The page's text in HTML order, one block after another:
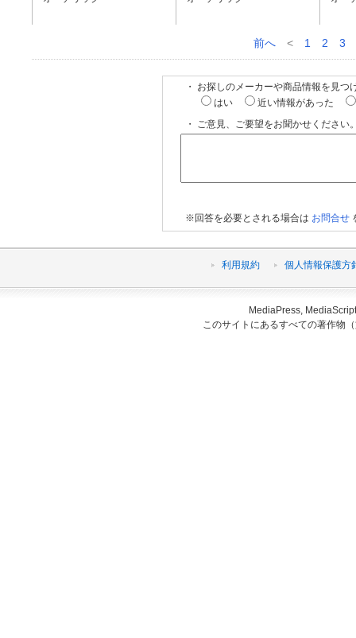
前へ < 1 2 3
・ お探しのメーカーや商品情報を見つ
はい
近い情報があった
・ ご意見、ご要望をお聞かせください
※回答を必要とされる場合は お問合せ
利用規約 個人情報保護方
MediaPress,
このサイトにあるすべての著作物